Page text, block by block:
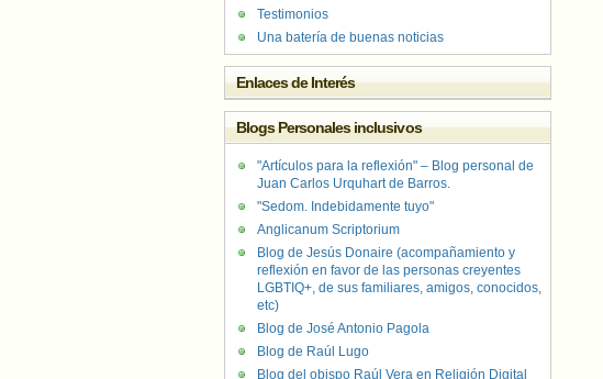
Testimonios
Una batería de buenas noticias
Enlaces de Interés
Blogs Personales inclusivos
"Artículos para la reflexión" – Blog personal de
Juan Carlos Urquhart de Barros.
"Sedom. Indebidamente tuyo"
Anglicanum Scriptorium
Blog de Jesús Donaire (acompañamiento y
reflexión en favor de las personas creyentes
LGBTIQ+, de sus familiares, amigos, conocidos,
etc)
Blog de José Antonio Pagola
Blog de Raúl Lugo
Blog del obispo Raúl Vera en Religión Digital